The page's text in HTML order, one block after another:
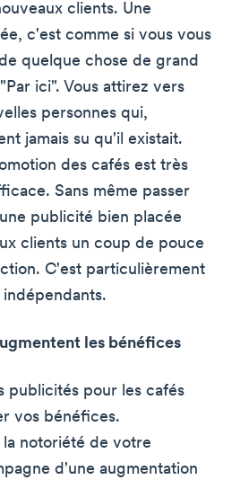
clients. Une
c'est comme si vous vous
quelque chose de grand
ici". Vous attirez vers
personnes qui,
jamais su qu'il existait.
des cafés est très
Sans même passer
publicité bien placée
clients un coup de pouce
C'est particulièrement
les bénéfices
publicités pour les cafés
vos bénéfices.
la notoriété de votre
d'une augmentation